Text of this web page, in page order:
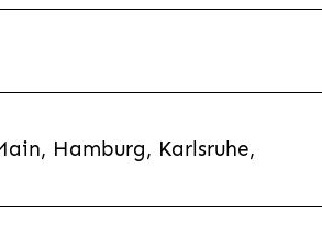
Hamburg, Karlsruhe,